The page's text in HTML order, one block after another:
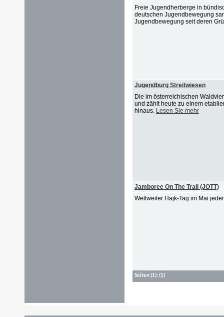
Freie Jugendherberge in
deutschen Jugendbewegung
Jugendbewegung seit deren
Jugendburg Streitwiesen
Die im österreichischen
und zählt heute zu einem
hinaus. Lesen Sie mehr
Jamboree On The Trail (JOTT)
Weltweiter Hajk-Tag im Mai
Seiten(1): (1)